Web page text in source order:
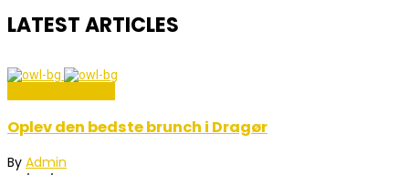
LATEST ARTICLES
Oplev den bedste brunch i Dragør
By Admin